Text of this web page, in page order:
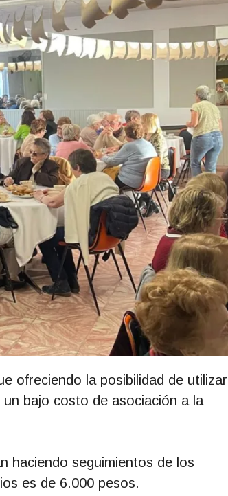
ofreciendo la posibilidad de utilizar
bajo costo de asociación a la
haciendo seguimientos de los
es de 6.000 pesos.